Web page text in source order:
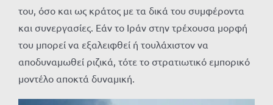
του, όσο και ως κράτος με τα δικά του συμφέροντα
και συνεργασίες. Εάν το Ιράν στην τρέχουσα μορφή
του μπορεί να εξαλειφθεί ή τουλάχιστον να
αποδυναμωθεί ριζικά, τότε το στρατιωτικό εμπορικό
μοντέλο αποκτά δυναμική.